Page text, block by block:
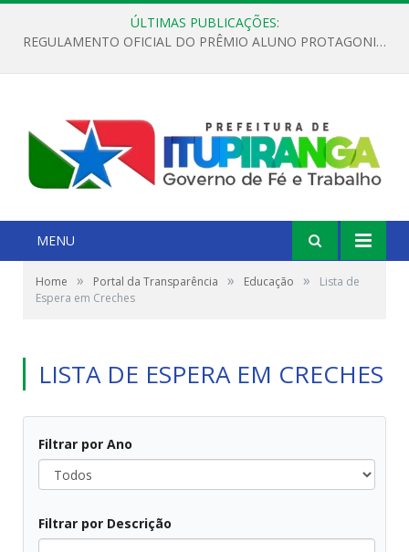
ÚLTIMAS PUBLICAÇÕES:
REGULAMENTO OFICIAL DO PRÊMIO ALUNO PROTAGONISTA – EDIÇÃO 2026
MENU
Home » Portal da Transparência » Educação »
Lista de
Espera em Creches
LISTA DE ESPERA EM CRECHES
Filtrar por Ano
Filtrar por Descrição